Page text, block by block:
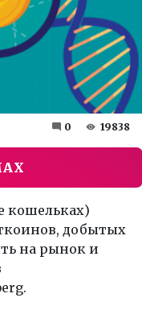
0 19838
кошельках)
добытых
на рынок и